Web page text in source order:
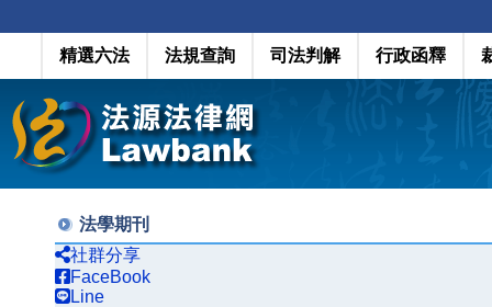
精選六法 法規查詢 司法判解 行政函釋
法學期刊
社群分享
FaceBook
Line